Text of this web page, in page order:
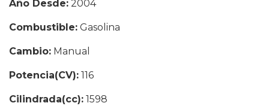
Año Desde: 2004
Combustible: Gasolina
Cambio: Manual
Potencia(CV): 116
Cilindrada(cc): 1598